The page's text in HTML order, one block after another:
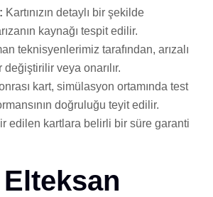
Kartınızın detaylı bir şekilde
kaynağı tespit edilir.
teknisyenlerimiz tarafından, arızalı
veya onarılır.
kart, simülasyon ortamında test
doğruluğu teyit edilir.
edilen kartlara belirli bir süre garanti